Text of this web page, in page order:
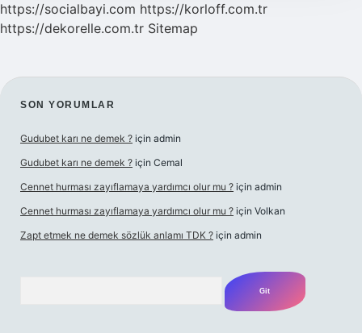
https://socialbayi.com https://korloff.com.tr
https://dekorelle.com.tr Sitemap
SIDEBAR
SON YORUMLAR
Gudubet karı ne demek ? için admin
Gudubet karı ne demek ? için Cemal
Cennet hurması zayıflamaya yardımcı olur mu ? için admin
Cennet hurması zayıflamaya yardımcı olur mu ? için Volkan
Zapt etmek ne demek sözlük anlamı TDK ? için admin